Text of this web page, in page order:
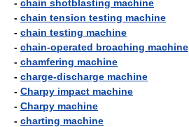
- chain shotblasting machine
- chain tension testing machine
- chain testing machine
- chain-operated broaching machine
- chamfering machine
- charge-discharge machine
- Charpy impact machine
- Charpy machine
- charting machine